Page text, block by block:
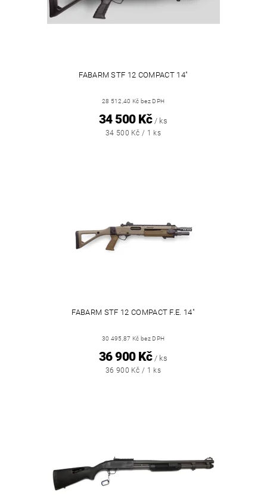
FABARM STF 12 COMPACT 14"
28 512,40 Kč bez DPH
34 500 Kč / ks
34 500 Kč / 1 ks
FABARM STF 12 COMPACT F.E. 14"
30 495,87 Kč bez DPH
36 900 Kč / ks
36 900 Kč / 1 ks